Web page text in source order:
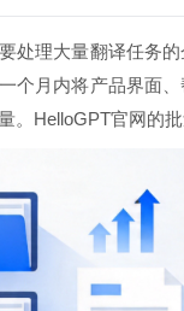
处理大量翻译任务
个月内将产品界面
。
HelloGPT官网 的